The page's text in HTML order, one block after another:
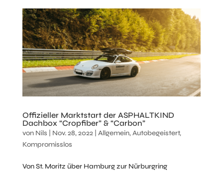
Offizieller Marktstart der ASPHALTKIND
Dachbox “Cropfiber” & “Carbon”
von Nils Nov. 28, 2022| Allgemein,Autobegeistert,
Kompromisslos
Von St. Moritz über Hamburg zur Nürburgring